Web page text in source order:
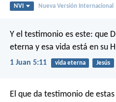
NVI Nueva Versión Internacional
Y el testimonio es este: que
eterna y esa vida está en su
1 Juan 5:11 vida eterna Jesús
El que da testimonio de